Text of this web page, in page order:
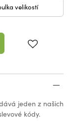
velikostí
jeden z našich
kódy.